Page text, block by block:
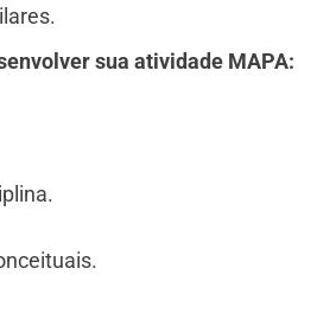
sua atividade MAPA: